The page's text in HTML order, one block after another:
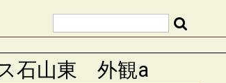
石山東 外観a